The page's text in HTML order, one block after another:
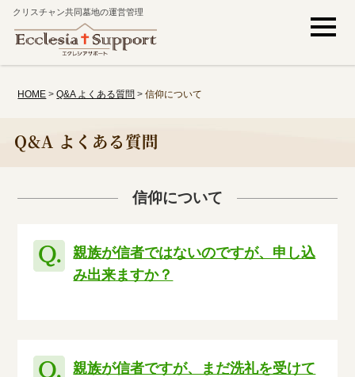
クリスチャン共同墓地の運営管理
HOME >Q&A よくある質問 >信仰について
Q&A よくある質問
信仰について
親族が信者ではないのですが、申し込
み出来ますか？
親族が信者ですが、まだ洗礼を受けて